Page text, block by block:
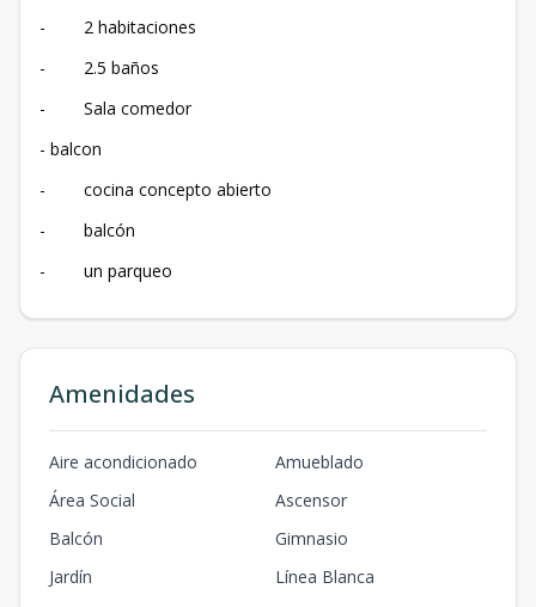
- 2 habitaciones
- 2.5 baños
- Sala comedor
- balcon
- cocina concepto abierto
- balcón
- un parqueo
Amenidades
Aire acondicionado
Amueblado
Área Social
Ascensor
Balcón
Gimnasio
Jardín
Línea Blanca